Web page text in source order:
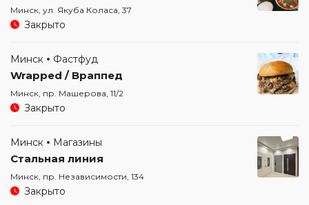
Минск, ул. Якуба Коласа, 37
Закрыто
Минск Фастфуд
Wrapped / Враппед
Минск, пр. Машерова, 11/2
Закрыто
Минск Магазины
Стальная линия
Минск, пр. Независимости, 134
Закрыто